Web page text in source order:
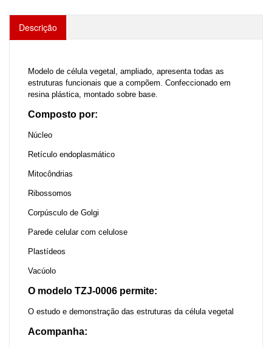
Descrição
Modelo de célula vegetal, ampliado, apresenta todas as
estruturas funcionais que a compõem. Confeccionado em
resina plástica, montado sobre base.
Composto por:
Núcleo
Retículo endoplasmático
Mitocôndrias
Ribossomos
Corpúsculo de Golgi
Parede celular com celulose
Plastídeos
Vacúolo
O modelo TZJ-0006 permite:
O estudo e demonstração das estruturas da célula vegetal
Acompanha: